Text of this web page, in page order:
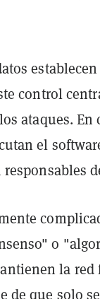
control
ataques.
el
o
la
de que solo